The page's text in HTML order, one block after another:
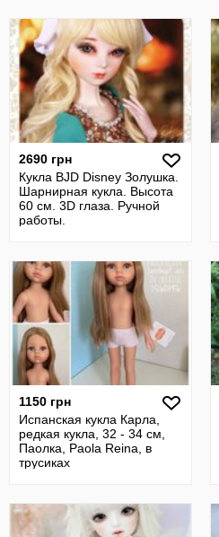
2690 грн
Кукла BJD Disney Золушка.
Шарнирная кукла. Высота
60 см. 3D глаза. Ручной
работы.
1150 грн
Испанская кукла Карла,
редкая кукла, 32 - 34 см,
Паолка, Paola Reina, в
трусиках